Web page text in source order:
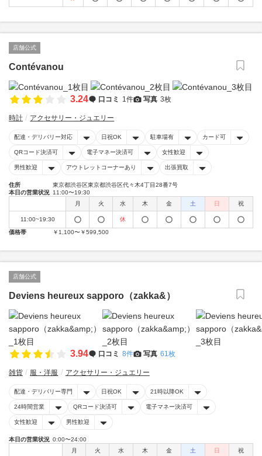
店舗公式
Contévanou
3.24 口コミ 1件 写真 3枚
時計 アクセサリー・ジュエリー
配達・デリバリー対応 日祝OK 駐車場有 カード可
QRコード決済可 電子マネー決済可 女性歓迎
男性歓迎 アウトレットコーナーあり 出張買取
住所
東京都渋谷区東京都渋谷区代々木4丁目28番7号
本日の営業状況 11:00〜19:30
月
火 水 木 金 土 日 祝
11:00~19:30
休
価格帯
￥1,100〜￥599,500
店舗公式
Deviens heureux sapporo（zakka&）
3.94 口コミ 8件 写真 61枚
雑貨 服・洋服 アクセサリー・ジュエリー
配達・デリバリー専門 日祝OK 21時以降OK
24時間営業 QRコード決済可 電子マネー決済可
女性歓迎 男性歓迎
本日の営業状況 0:00〜24:00
月
火 水 木 金 土 日 祝